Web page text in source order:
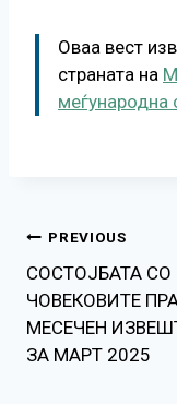
Оваа вест
страната на
меѓународна
Навигација
на
напис
PREVIOUS
СОСТОЈБАТА СО
ЧОВЕКОВИТЕ
МЕСЕЧЕН
ЗА МАРТ 2025